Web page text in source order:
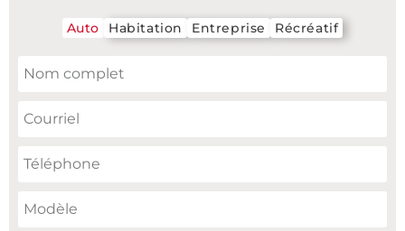
Auto Habitation Entreprise Récréatif